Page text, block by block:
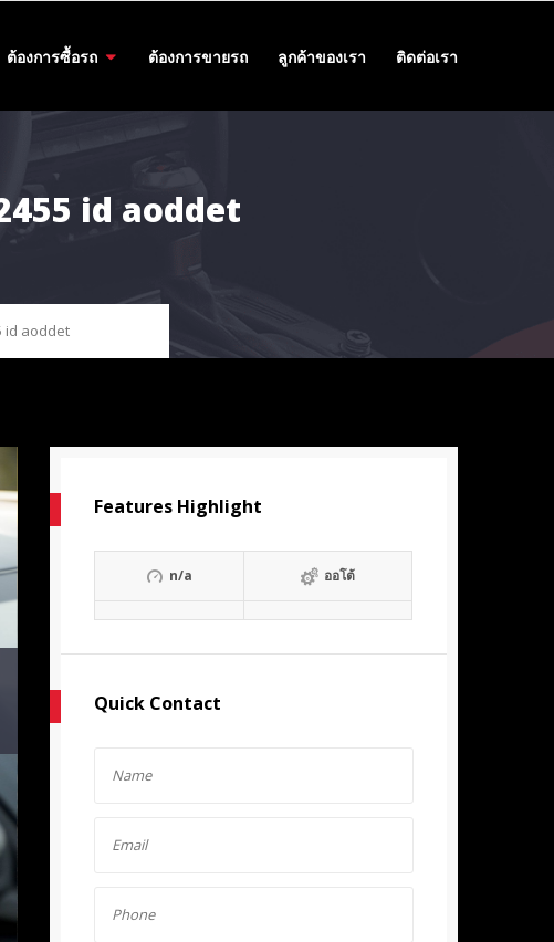
ต้องการซื้อรถ ต้องการขายรถ ลูกค้าของเรา ติดต่อเรา
id aoddet
id aoddet
Features Highlight
n/a ออโต้
Quick Contact